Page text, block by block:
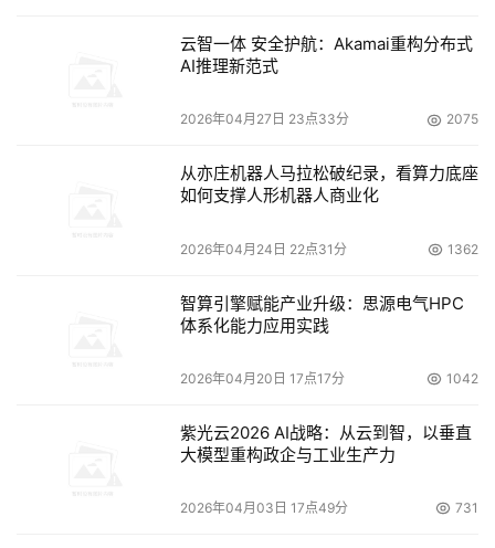
云智一体 安全护航：Akamai重构分布式
AI推理新范式
2026年04月27日 23点33分 2075
从亦庄机器人马拉松破纪录，看算力底座
如何支撑人形机器人商业化
2026年04月24日 22点31分 1362
智算引擎赋能产业升级：思源电气HPC
体系化能力应用实践
2026年04月20日 17点17分 1042
紫光云2026 AI战略：从云到智，以垂直
大模型重构政企与工业生产力
2026年04月03日 17点49分 731